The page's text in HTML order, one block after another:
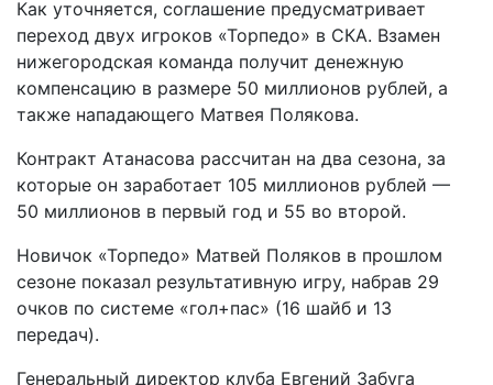
Как уточняется, соглашение предусматривает
переход двух игроков «Торпедо» в СКА. Взамен
нижегородская команда получит денежную
компенсацию в размере 50 миллионов рублей, а
также нападающего Матвея Полякова.
Контракт Атанасова рассчитан на два сезона, за
которые он заработает 105 миллионов рублей —
50 миллионов в первый год и 55 во второй.
Новичок «Торпедо» Матвей Поляков в прошлом
сезоне показал результативную игру, набрав 29
очков по системе «гол+пас» (16 шайб и 13
передач).
Генеральный директор клуба Евгений Забуга